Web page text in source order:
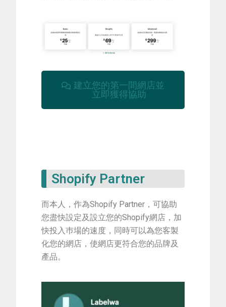
建立您的第一間網店並
立即獲得協助
Shopify Partner
而本人，作為Shopify Partner，可協助
您盡快設定及設立您的Shopify網店，加
快投入巿場的速度，同時可以為您客製
化您的網店，使網店更符合您的品牌及
產品。